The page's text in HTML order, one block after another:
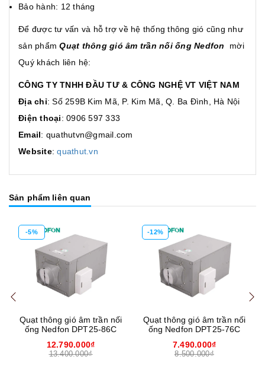
Bảo hành: 12 tháng
Để được tư vấn và hỗ trợ về hệ thống thông gió cũng như
sản phẩmQuạt thông gió âm trần nối ống Nedfon
mời
Quý khách liên hệ:
CÔNG TY TNHH ĐẦU TƯ & CÔNG NGHỆ VT VIỆT NAM
Địa chỉ: Số 259B Kim Mã, P. Kim Mã, Q. Ba Đình, Hà Nội
Điện thoại: 0906 597 333
Email: quathutvn@gmail.com
Website:quathut.vn
Sản phẩm liên quan
-5%
Quạt thông gió âm trần nối
ống Nedfon DPT25-86C
12.790.000₫
13.400.000₫
-12%
Quạt thông gió âm trần nối
ống Nedfon DPT25-76C
7.490.000₫
8.500.000₫
Mua hàng Mua hàng